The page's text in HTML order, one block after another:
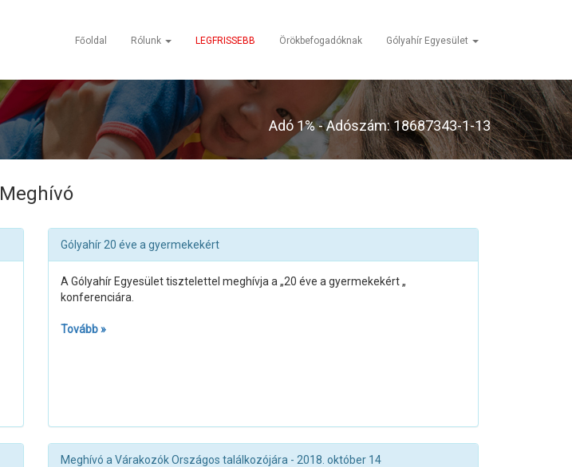
Főoldal Rólunk LEGFRISSEBB Örökbefogadóknak Gólyahír Egyesület
Adó 1% - Adószám: 18687343-1-13
Meghívó
Gólyahír 20 éve a gyermekekért
A Gólyahír Egyesület tisztelettel meghívja a „20 éve a gyermekekért „
konferenciára.
Tovább »
Meghívó a Várakozók Országos találkozójára - 2018. október 14